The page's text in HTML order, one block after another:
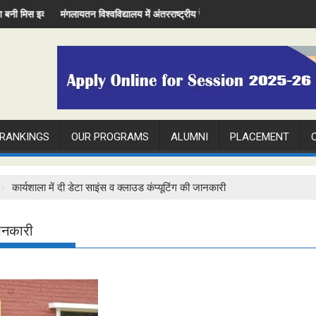
विश्वविद्यालय में अंतरराष्ट्रीय रेडियोलॉजी दिवस मनाया
OUR PROGRAMS ALUMNI PLACEMENT
कार्यशाला में दी डेटा साइंस व क्लाउड कंप्यूटिंग की जानकारी